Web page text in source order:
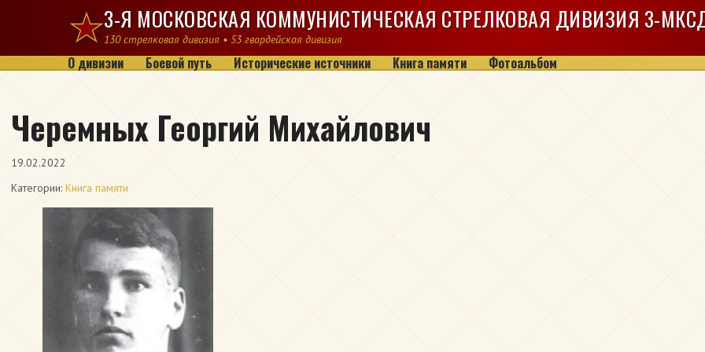
Перейти к содержимому3-Я МОСКОВСКАЯ КОММУНИСТИЧЕСКАЯ СТРЕЛКОВАЯ ДИВИЗИЯ 3-
130 стрелковая дивизия • 53 гвардейская дивизия
О дивизии Боевой путь Исторические источники Книга памяти Фотоальбом
Черемных Георгий Михайлович
19.02.2022
Категории: Книга памяти